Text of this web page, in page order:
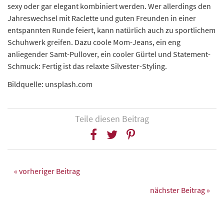
sexy oder gar elegant kombiniert werden. Wer allerdings den
Jahreswechsel mit Raclette und guten Freunden in einer
entspannten Runde feiert, kann natürlich auch zu sportlichem
Schuhwerk greifen. Dazu coole Mom-Jeans, ein eng
anliegender Samt-Pullover, ein cooler Gürtel und Statement-
Schmuck: Fertig ist das relaxte Silvester-Styling.
Bildquelle: unsplash.com
Teile diesen Beitrag
« vorheriger Beitrag
nächster Beitrag »